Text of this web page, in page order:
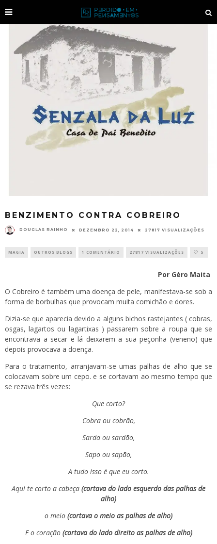
BENZIMENTO CONTRA COBREIRO
DOUGLAS RAINHO DEZEMBRO 22, 2014 27817 VISUALIZAÇÕES
MAGIA OUTROS BLOGS 1 COMENTÁRIO 27817 VISUALIZAÇÕES 5
Por Géro Maita
O Cobreiro é também uma doença de pele, manifestava-se sob a
forma de borbulhas que provocam muita comichão e dores.
Dizia-se que aparecia devido a alguns bichos rastejantes ( cobras,
osgas, lagartos ou lagartixas ) passarem sobre a roupa que se
encontrava a secar e lá deixarem a sua peçonha (veneno) que
depois provocava a doença.
Para o tratamento, arranjavam-se umas palhas de alho que se
colocavam sobre um cepo. e se cortavam ao mesmo tempo que
se rezava três vezes:
Que corto?
Cobra ou cobrão,
Sarda ou sardão,
Sapo ou sapão,
A tudo isso é que eu corto.
Aqui te corto a cabeça (cortava do lado esquerdo das palhas de
alho)
o meio (cortava o meio as palhas de alho)
E o coração(cortava do lado direito as palhas de alho)